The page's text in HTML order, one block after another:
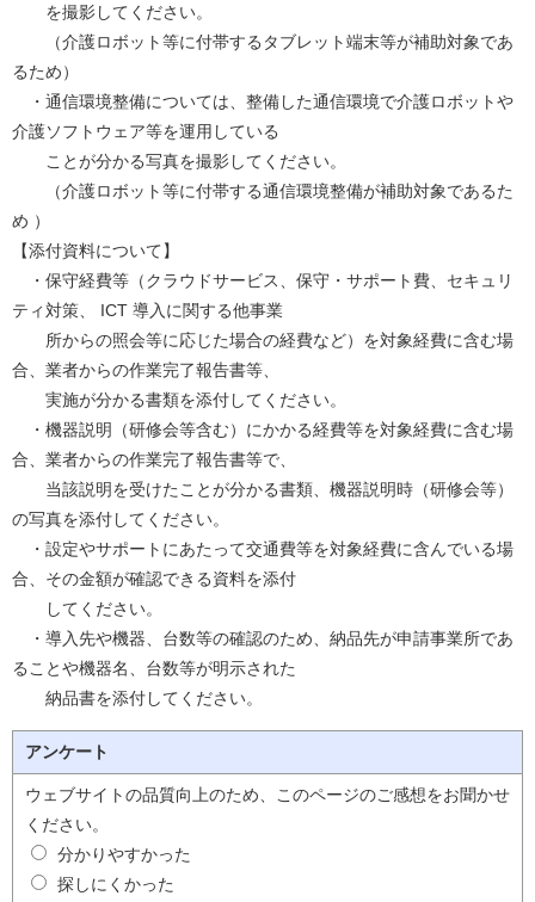
を撮影してください。
（介護ロボット等に付帯するタブレット端末等が補助対象であ
るため）
・通信環境整備については、整備した通信環境で介護ロボットや
介護ソフトウェア等を運用している
ことが分かる写真を撮影してください。
（介護ロボット等に付帯する通信環境整備が補助対象であるた
め ）
【添付資料について】
・保守経費等（クラウドサービス、保守・サポート費、セキュリ
ティ対策、 ICT 導入に関する他事業
所からの照会等に応じた場合の経費など）を対象経費に含む場
合、業者からの作業完了報告書等、
実施が分かる書類を添付してください。
・機器説明（研修会等含む）にかかる経費等を対象経費に含む場
合、業者からの作業完了報告書等で、
当該説明を受けたことが分かる書類、機器説明時（研修会等）
の写真を添付してください。
・設定やサポートにあたって交通費等を対象経費に含んでいる場
合、その金額が確認できる資料を添付
してください。
・導入先や機器、台数等の確認のため、納品先が申請事業所であ
ることや機器名、台数等が明示された
納品書を添付してください。
アンケート
ウェブサイトの品質向上のため、このページのご感想をお聞かせ
ください。
分かりやすかった
探しにくかった